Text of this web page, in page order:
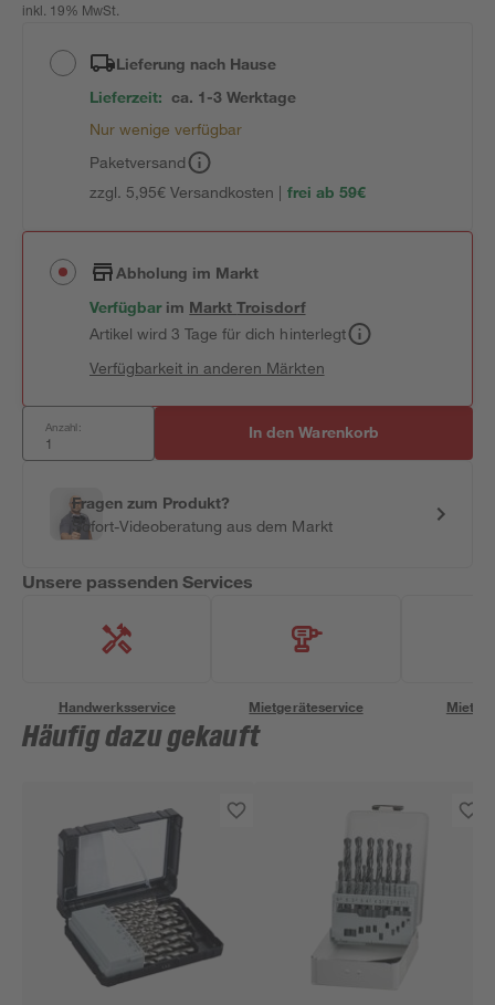
inkl. 19% MwSt.
Lieferung nach Hause
Lieferzeit: ca. 1-3 Werktage
Nur wenige verfügbar
Paketversand
zzgl. 5,95€ Versandkosten | frei ab 59€
Abholung im Markt
Verfügbar im MarktTroisdorf
Artikel wird 3 Tage für dich hinterlegt
Verfügbarkeit in anderen Märkten
Anzahl: In den Warenkorb
Fragen zum Produkt?
Sofort-Videoberatung aus dem Markt
Unsere passenden Services
Handwerksservice Mietgeräteservice
Häufig dazu gekauft